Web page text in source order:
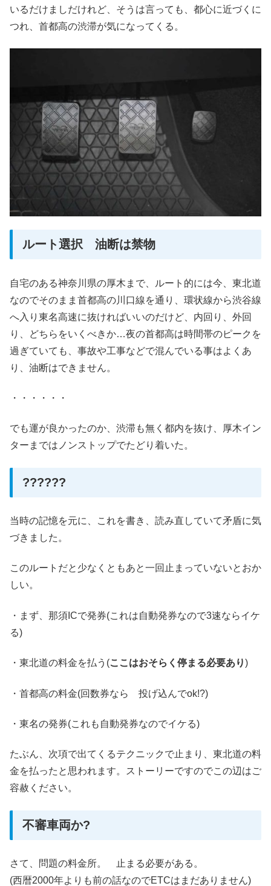
いるだけましだけれど、そうは言っても、都心に近づくに
つれ、首都高の渋滞が気になってくる。
ルート選択 油断は禁物
自宅のある神奈川県の厚木まで、ルート的には今、東北道
なのでそのまま首都高の川口線を通り、環状線から渋谷線
へ入り東名高速に抜ければいいのだけど、内回り、外回
り、どちらをいくべきか…夜の首都高は時間帯のピークを
過ぎていても、事故や工事などで混んでいる事はよくあ
り、油断はできません。
・・・・・・
でも運が良かったのか、渋滞も無く都内を抜け、厚木イン
ターまではノンストップでたどり着いた。
??????
当時の記憶を元に、これを書き、読み直していて矛盾に気
づきました。
このルートだと少なくともあと一回止まっていないとおか
しい。
・まず、那須ICで発券(これは自動発券なので3速ならイケ
る)
・東北道の料金を払う(ここはおそらく停まる必要あり)
・首都高の料金(回数券なら 投げ込んでok!?)
・東名の発券(これも自動発券なのでイケる)
たぶん、次項で出てくるテクニックで止まり、東北道の料
金を払ったと思われます。ストーリーですのでこの辺はご
容赦ください。
不審車両か?
さて、問題の料金所。 止まる必要がある。
(西暦2000年よりも前の話なのでETCはまだありません)